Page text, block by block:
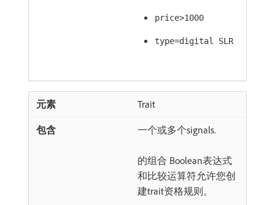
price>1000
type=digital SLR
Trait
一个或多个signals.
的组合 Boolean表达式
和比较运算符允许您创
建trait资格规则。